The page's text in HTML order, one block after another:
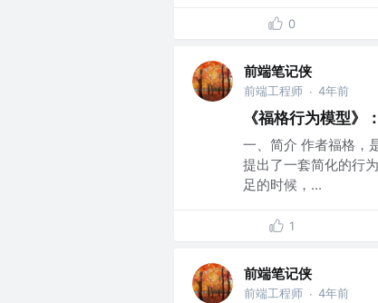
0
前端笔记侠
前端工程师 · 4年前
《福格行为模型》
一、简介 作者福格，
提出了一套简化的行
足的时候，...
1
前端笔记侠
前端工程师 · 4年前